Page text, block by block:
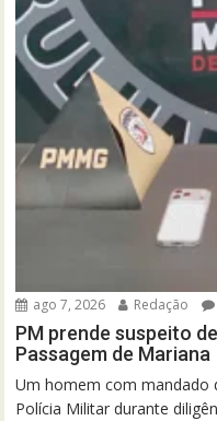
ago 7, 2026 Redação
PM prende suspeito
Passagem de Mariana
Um homem com mandado
Polícia Militar durante